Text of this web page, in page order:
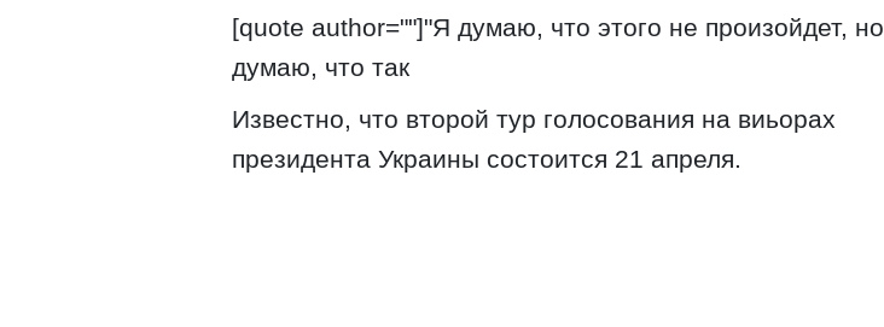
[quote author=""]"Я думаю, что этого не произойдет, но,
думаю, что так
Известно, что второй тур голосования на виьорах
президента Украины состоится 21 апреля.